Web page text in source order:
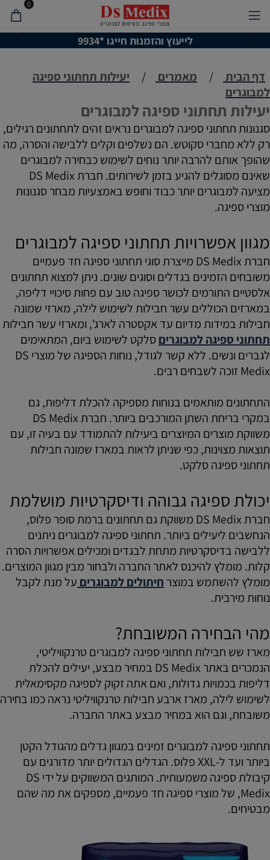
לייעוץ והזמנות חייגו *9934
0
דף הבית / מאמרים /
יעילות תחתוני ספיגה
למבוגרים
יעילות תחתוני ספיגה למבוגרים
סגנונות תחתוני ספיגה למבוגרים נראים זהים לתחתונים רגילים,
רק ללא מחברי סקוטש. הם נשלפים וקלים ללבישה והסרה, מה
שהופך אותם להרבה יותר נוחים לשימוש כבחירה למבוגרים
שאינם מסוגלים להגיע בזמן לשירותים. חברת DS Medix
מציעה למבוגרים יותר כבוד וחופש באמצעיות מבחר סגנונות
מוצרי ספיגה.
מגוון אפשרויות תחתוני ספיגה למבוגרים
חברת DS Medix מייצרת סוגי תחתוני ספיגה חד פעמיים
משובחים הזמינים בגדלים וסוגים שונים. ניתן למצוא תחתונים
אלסטיים התורמים לכושר ספיגה טוב עם פחות סיכויי דליפה,
במארזים הכוללים עשר חבילות לשימוש לילה, מארזי שמונה
חבילות במידות מדיום עד אקסטרה לארג', ומארזי עשר חבילות
תחתוני ספיגה למבוגריםסלקט לשימוש ביום, המתאימים
לגברים ונשים. ללא קשר לגודל, נוחות הספיגה של מוצרי DS
Medix זוכה לשבחים רבים.
התחתונים מותאמים בנוחות מספיקה להכלת דליפות, גם
במקרי בריחת השתן המורכבים ביותר. חברת DS Medix
משווקת מוצרים המיוצרים ביעילות להתמודד עם בעיה זו, עם
תוצאות מצוינות, כפי שניתן לראות במארז שמונה חבילות
תחתוני ספיגה סלקט.
יכולת ספיגה גבוהה ודיסקרטיות מושלמת
חברת DS Medix משווקת גם תחתונים ברמת סופר פלוס,
הנחשבים ליעילים ביותר. תחתוני ספיגה למבוגרים ניתנים
ללבישה בדיסקרטיות מתחת לבגדים ומכילים אפשרויות הסרה
קלות. מומלץ להיכנס לאתר החברה ולבחור מבין מגוון המוצרים.
מומלץ להשתמש במוצרחיתולים למבוגרים על מנת לקבל
נוחות מירבית.
מהי הבחירה המשובחת?
מארז שש חבילות תחתוני ספיגה למבוגרים טרנקוויליטי,
הנמכרים באתר DS Medix במחיר מבצע, יעילים להכלת
דליפות בכמויות גדולות, ואם אתה זקוק לספיגה מקסימאלית
לשימוש לילה, מארז ארבע חבילות טרנקוויליטי נראה כמו בחירה
משובחת, וגם הוא במחיר מבצע באתר החברה.
תחתוני ספיגה למבוגרים זמינים במגוון גדלים מהגודל הקטן
ביותר ועד ל-XXL פלוס. הגדלים הגדולים יותר מדורגים עם
קיבולת ספיגה משמעותית. המותגים המשווקים על ידי DS
Medix, של מוצרי ספיגה חד פעמיים, מספקים את מה שהם
מבטיחים.